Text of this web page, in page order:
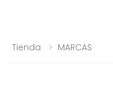
Tienda MARCAS